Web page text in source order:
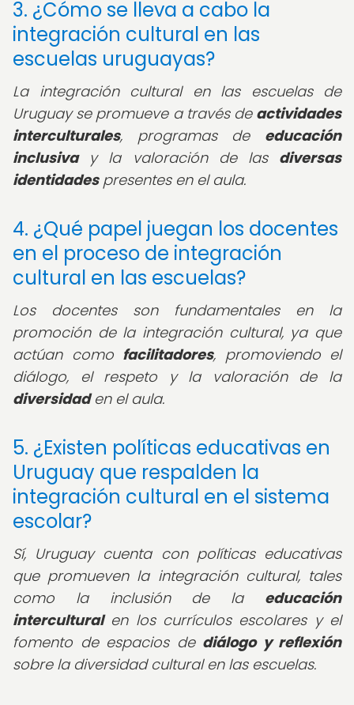
3. ¿Cómo se lleva a cabo la
integración cultural en las
escuelas uruguayas?
La integración cultural en las escuelas de
Uruguay se promueve a través de actividades
interculturales, programas de educación
inclusivay la valoración de las diversas
identidadespresentes en el aula.
4. ¿Qué papel juegan los docentes
en el proceso de integración
cultural en las escuelas?
Los docentes son fundamentales en la
promoción de la integración cultural, ya que
actúan como facilitadores, promoviendo el
diálogo, el respeto y la valoración de la
diversidaden el aula.
5. ¿Existen políticas educativas en
Uruguay que respalden la
integración cultural en el sistema
escolar?
Sí, Uruguay cuenta con políticas educativas
que promueven la integración cultural, tales
como la inclusión de la educación
interculturalen los currículos escolares y el
fomento de espacios de diálogo y reflexión
sobre la diversidad cultural en las escuelas.